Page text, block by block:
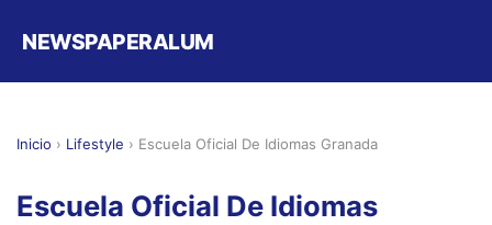
NEWSPAPERALUM
Inicio › Lifestyle › Escuela Oficial De Idiomas Granada
Escuela Oficial De Idiomas